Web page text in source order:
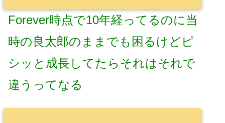
Forever時点で10年経ってるのに当
時の良太郎のままでも困るけどピ
シッと成長してたらそれはそれで
違うってなる